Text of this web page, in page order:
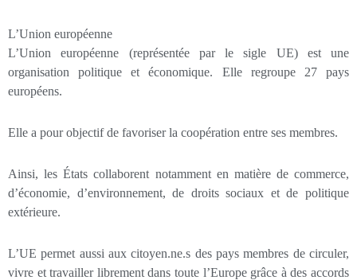
L’Union européenne
L’Union européenne (représentée par le sigle UE) est une
organisation politique et économique. Elle regroupe 27 pays
européens.
Elle a pour objectif de favoriser la coopération entre ses membres.
Ainsi, les États collaborent notamment en matière de commerce,
d’économie, d’environnement, de droits sociaux et de politique
extérieure.
L’UE permet aussi aux citoyen.ne.s des pays membres de circuler,
vivre et travailler librement dans toute l’Europe grâce à des accords